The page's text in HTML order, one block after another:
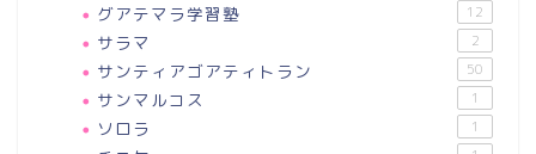
グアテマラ学習塾 12
サラマ 2
サンティアゴアティトラン 50
サンマルコス 1
ソロラ 1